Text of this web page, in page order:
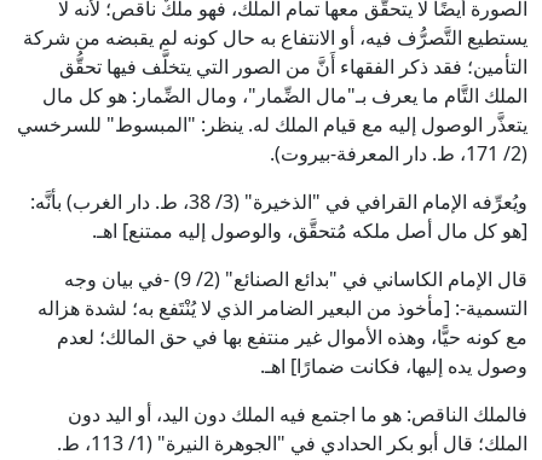
الصورة أيضًا لا يتحقَّق معها تمام الملك، فهو ملكٌ ناقص؛ لأنه لا
يستطيع التَّصرُّف فيه، أو الانتفاع به حال كونه لم يقبضه من شركة
التأمين؛ فقد ذكر الفقهاء أَنَّ من الصور التي يتخلَّف فيها تحقُّق
الملك التَّام ما يعرف بـ"مال الضِّمار"، ومال الضِّمار: هو كل مال
يتعذَّر الوصول إليه مع قيام الملك له. ينظر: "المبسوط" للسرخسي
(2/ 171، ط. دار المعرفة-بيروت).
ويُعرِّفه الإمام القرافي في "الذخيرة" (3/ 38، ط. دار الغرب) بأنَّه:
[هو كل مال أصل ملكه مُتحقَّق، والوصول إليه ممتنع] اهـ.
قال الإمام الكاساني في "بدائع الصنائع" (2/ 9) -في بيان وجه
التسمية-: [مأخوذ من البعير الضامر الذي لا يُنْتَفع به؛ لشدة هزاله
مع كونه حيًّا، وهذه الأموال غير منتفع بها في حق المالك؛ لعدم
وصول يده إليها، فكانت ضمارًا] اهـ.
فالملك الناقص: هو ما اجتمع فيه الملك دون اليد، أو اليد دون
الملك؛ قال أبو بكر الحدادي في "الجوهرة النيرة" (1/ 113، ط.